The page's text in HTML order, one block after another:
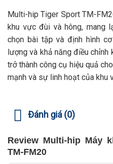
Multi-hip Tiger Sport TM-
khu vực đùi và hông, mang
chọn bài tập và định hình
lượng và khả năng điều
trở thành công cụ hiệu quả
mạnh và sự linh hoạt của khu
Đánh giá (0)
Review Multi-hip Máy
TM-FM20